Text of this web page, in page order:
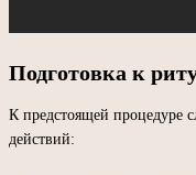
Подготовка к
К предстоящей процедуре
действий: